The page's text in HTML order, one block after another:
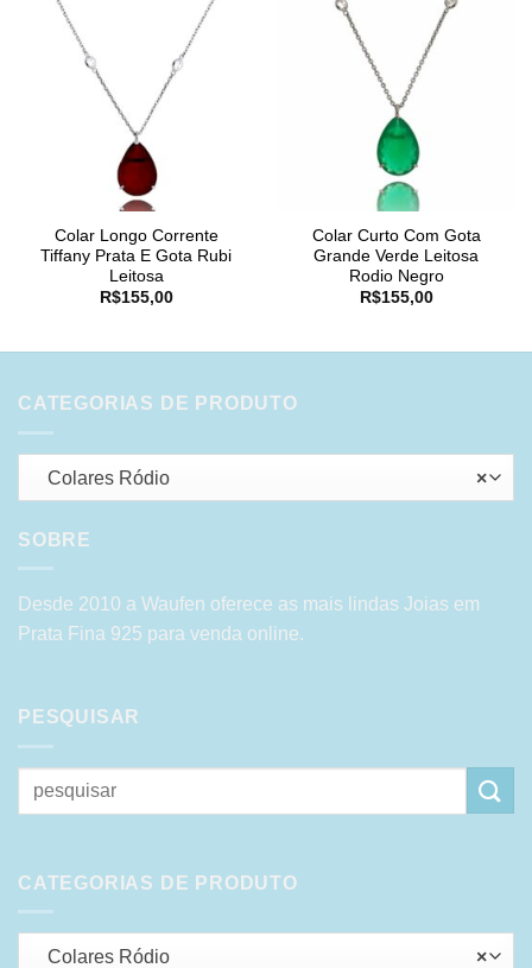
Colar Longo Corrente
Tiffany Prata E Gota Rubi
Leitosa
R$155,00
Colar Curto Com Gota
Grande Verde Leitosa
Rodio Negro
R$155,00
CATEGORIAS DE PRODUTO
×
Colares Ródio
SOBRE
Desde 2010 a Waufen oferece as mais lindas Joias em
Prata Fina 925 para venda online.
PESQUISAR
Pesquisar
por:
CATEGORIAS DE PRODUTO
×
Colares Ródio